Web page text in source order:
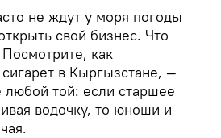
не ждут у моря погоды
свой бизнес. Что
как
в Кыргызстане, —
той: если старшее
водочку, то юноши и